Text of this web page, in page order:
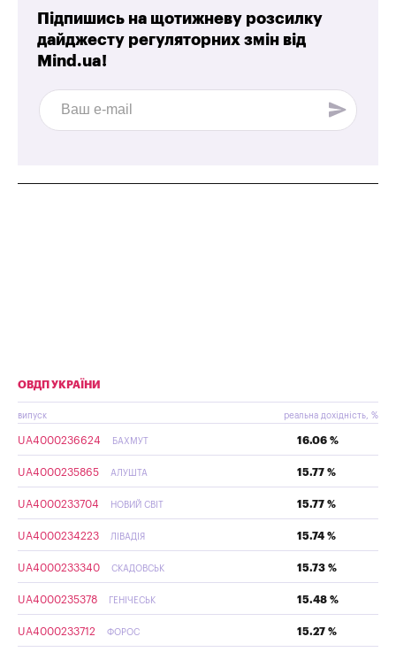
Підпишись на щотижневу розсилку
дайджесту регуляторних змін від
Mind.ua!
ОВДП УКРАЇНИ
випуск реальна дохідність, %
UA4000236624 БАХМУТ 16.06 %
UA4000235865 АЛУШТА 15.77 %
UA4000233704 НОВИЙ СВІТ 15.77 %
UA4000234223 ЛІВАДІЯ 15.74 %
UA4000233340 СКАДОВСЬК 15.73 %
UA4000235378 ГЕНІЧЕСЬК 15.48 %
UA4000233712 ФОРОС 15.27 %